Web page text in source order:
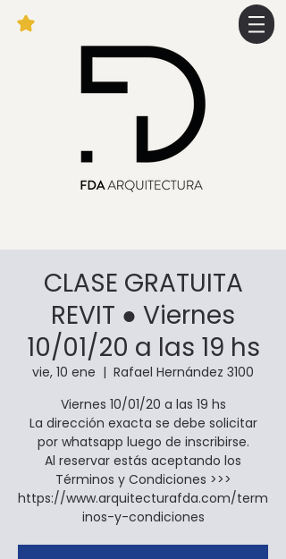
CLASE GRATUITA
REVIT ● Viernes
10/01/20 a las 19 hs
vie, 10 ene
  |
Rafael Hernández 3100
Viernes 10/01/20 a las 19 hs
La dirección exacta se debe solicitar
por whatsapp luego de inscribirse.
Al reservar estás aceptando los
Términos y Condiciones >>>
https://www.arquitecturafda.com/term
inos-y-condiciones